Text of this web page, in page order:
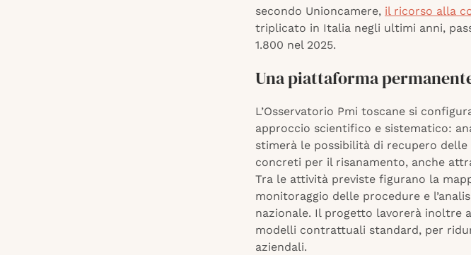
secondo Unioncamere, il ricorso alla
triplicato in Italia negli ultimi anni,
1.800 nel 2025.
Una piattaforma
L’Osservatorio Pmi toscane si
approccio scientifico e sistematico:
stimerà le possibilità di recupero
concreti per il risanamento, anche
Tra le attività previste figurano la
monitoraggio delle procedure e
nazionale. Il progetto lavorerà inoltre
modelli contrattuali standard, per
aziendali.